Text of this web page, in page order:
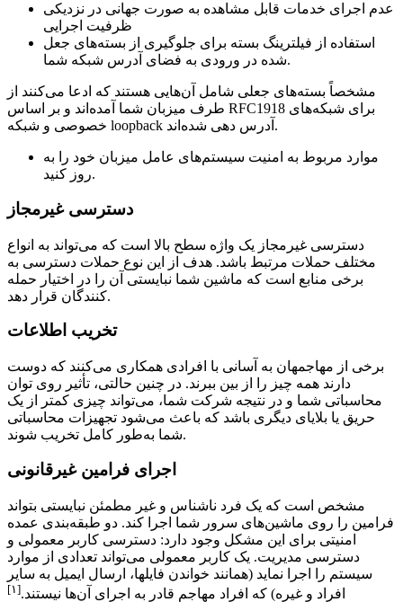
عدم اجرای خدمات قابل مشاهده به صورت جهانی در نزدیکی
ظرفیت اجرایی
استفاده از فیلترینگ بسته برای جلوگیری از بسته‌های جعل
شده در ورودی به فضای آدرس شبکه شما.
مشخصاً بسته‌های جعلی شامل آن‌هایی هستند که ادعا می‌کنند از
طرف میزبان شما آمده‌اند و بر اساس RFC1918 برای شبکه‌های
خصوصی و شبکه loopback آدرس دهی شده‌اند.
موارد مربوط به امنیت سیستم‌های عامل میزبان خود را به
روز کنید.
دسترسی غیرمجاز
دسترسی غیرمجاز یک واژه سطح بالا است که می‌تواند به انواع
مختلف حملات مرتبط باشد. هدف از این نوع حملات دسترسی به
برخی منابع است که ماشین شما نبایستی آن را در اختیار حمله
کنندگان قرار دهد.
تخریب اطلاعات
برخی از مهاجمهان به آسانی با افرادی همکاری می‌کنند که دوست
دارند همه چیز را از بین ببرند. در چنین حالتی، تأثیر روی توان
محاسباتی شما و در نتیجه شرکت شما، می‌تواند چیزی کمتر از یک
حریق یا بلایای دیگری باشد که باعث می‌شود تجهیزات محاسباتی
شما به‌طور کامل تخریب شوند.
اجرای فرامین غیرقانونی
مشخص است که یک فرد ناشناس و غیر مطمئن نبایستی بتواند
فرامین را روی ماشین‌های سرور شما اجرا کند. دو طبقه‌بندی عمده
امنیتی برای این مشکل وجود دارد: دسترسی کاربر معمولی و
دسترسی مدیریت. یک کاربر معمولی می‌تواند تعدادی از موارد
سیستم را اجرا نماید (همانند خواندن فایلها، ارسال ایمیل به سایر
افراد و غیره) که افراد مهاجم قادر به اجرای آن‌ها نیستند.[۱]